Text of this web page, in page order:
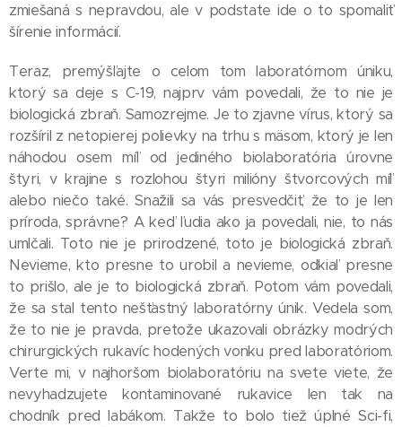
zmiešaná s nepravdou, ale v podstate ide o to spomaliť
šírenie informácií.
Teraz, premýšľajte o celom tom laboratórnom úniku,
ktorý sa deje s C-19, najprv vám povedali, že to nie je
biologická zbraň. Samozrejme. Je to zjavne vírus, ktorý sa
rozšíril z netopierej polievky na trhu s mäsom, ktorý je len
náhodou osem míľ od jediného biolaboratória úrovne
štyri, v krajine s rozlohou štyri milióny štvorcových míľ
alebo niečo také. Snažili sa vás presvedčiť, že to je len
príroda, správne? A keď ľudia ako ja povedali, nie, to nás
umlčali. Toto nie je prirodzené, toto je biologická zbraň.
Nevieme, kto presne to urobil a nevieme, odkiaľ presne
to prišlo, ale je to biologická zbraň. Potom vám povedali,
že sa stal tento nešťastný laboratórny únik. Vedela som,
že to nie je pravda, pretože ukazovali obrázky modrých
chirurgických rukavíc hodených vonku pred laboratóriom.
Verte mi, v najhoršom biolaboratóriu na svete viete, že
nevyhadzujete kontaminované rukavice len tak na
chodník pred labákom. Takže to bolo tiež úplné Sci-fi,